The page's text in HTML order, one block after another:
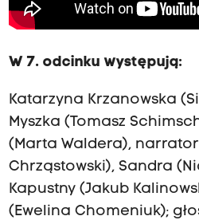
W 7. odcinku występują:
Katarzyna Krzanowska
Myszka (Tomasz
(Marta Waldera), narrator
Chrząstowski), Sandra
Kapustny (Jakub
(Ewelina Chomeniuk);